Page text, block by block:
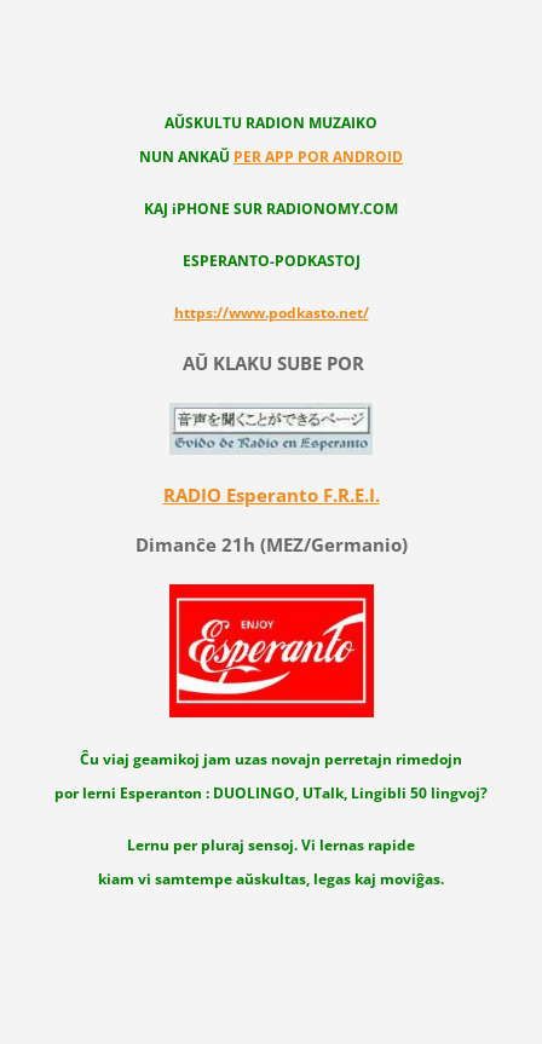
AŬSKULTU RADION MUZAIKO
NUN ANKAŬ PER APP POR ANDROID
KAJ iPHONE SUR RADIONOMY.COM
ESPERANTO-PODKASTOJ
https://www.podkasto.net/
AŬ KLAKU SUBE POR
RADIO Esperanto F.R.E.I.
Dimanĉe 21h (MEZ/Germanio)
Ĉu viaj geamikoj jam uzas novajn perretajn rimedojn
por lerni Esperanton : DUOLINGO, UTalk, Lingibli 50 lingvoj?
Lernu per pluraj sensoj. Vi lernas rapide
kiam vi samtempe aŭskultas, legas kaj moviĝas.